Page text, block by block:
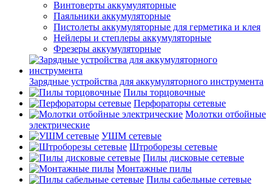
Винтоверты аккумуляторные
Паяльники аккумуляторные
Пистолеты аккумуляторные для герметика и клея
Нейлеры и степлеры аккумуляторные
Фрезеры аккумуляторные
Зарядные устройства для аккумуляторного инструмента
Пилы торцовочные
Перфораторы сетевые
Молотки отбойные
электрические
УШМ сетевые
Штроборезы сетевые
Пилы дисковые сетевые
Монтажные пилы
Пилы сабельные сетевые